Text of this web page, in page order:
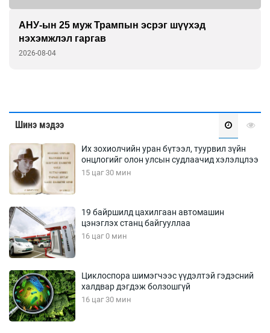
АНУ-ын 25 муж Трампын эсрэг шүүхэд
нэхэмжлэл гаргав
2026-08-04
Шинэ мэдээ
Их зохиолчийн уран бүтээл, туурвил зүйн
онцлогийг олон улсын судлаачид хэлэлцлээ
15 цаг 30 мин
19 байршилд цахилгаан автомашин
цэнэглэх станц байгууллаа
16 цаг 0 мин
Циклоспора шимэгчээс үүдэлтэй гэдэсний
халдвар дэгдэж болзошгүй
16 цаг 30 мин